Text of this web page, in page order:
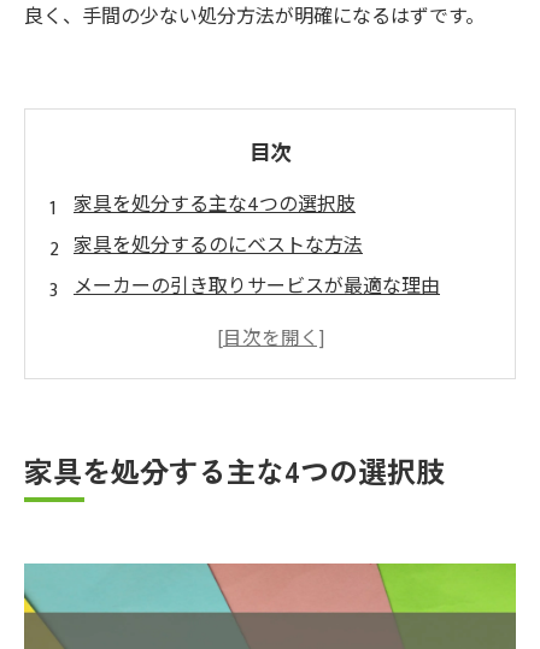
良く、手間の少ない処分方法が明確になるはずです。
目次
家具を処分する主な4つの選択肢
家具を処分するのにベストな方法
メーカーの引き取りサービスが最適な理由
搬出の手間がゼロである
主要な家具メーカーのサービス内容（2026年現
在の目安）
点
費用を極限まで抑える裏ワザ
家具を処分する主な4つの選択肢